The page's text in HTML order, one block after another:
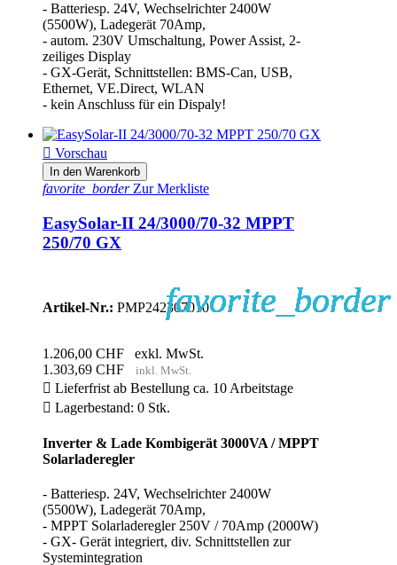
favorite_border
favorite_border
favorite_border
favorite_border
favorite_border
favorite_border
favorite_border
favorite_border
favorite_border
favorite_border
favorite_border
favorite_border
favorite_border
favorite_border
favorite_border
favorite_border
favorite_border
favorite_border
favorite_border
- Batteriesp. 24V, Wechselrichter 2400W
(5500W), Ladegerät 70Amp,
- autom. 230V Umschaltung, Power Assist, 2-
zeiliges Display
- GX-Gerät, Schnittstellen: BMS-Can, USB,
Ethernet, VE.Direct, WLAN
- kein Anschluss für ein Dispaly!
 Vorschau
In den Warenkorb
favorite_borderZur Merkliste
favorite_border
EasySolar-II 24/3000/70-32 MPPT
250/70 GX
Artikel-Nr.: PMP242307010
1.206,00 CHF
exkl. MwSt.
1.303,69 CHF
inkl. MwSt.
 Lieferfrist ab Bestellung ca. 10 Arbeitstage
 Lagerbestand: 0 Stk.
Inverter & Lade Kombigerät 3000VA / MPPT
Solarladeregler
- Batteriesp. 24V, Wechselrichter 2400W
(5500W), Ladegerät 70Amp,
- MPPT Solarladeregler 250V / 70Amp (2000W)
- GX- Gerät integriert, div. Schnittstellen zur
Systemintegration
favorite_border
favorite_border
favorite_border
favorite_border
favorite_border
favorite_border
favorite_border